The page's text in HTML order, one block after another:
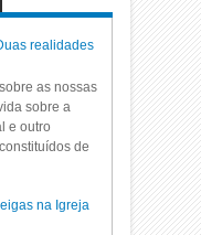
realidades
as nossas
sobre a
e outro
de
na Igreja